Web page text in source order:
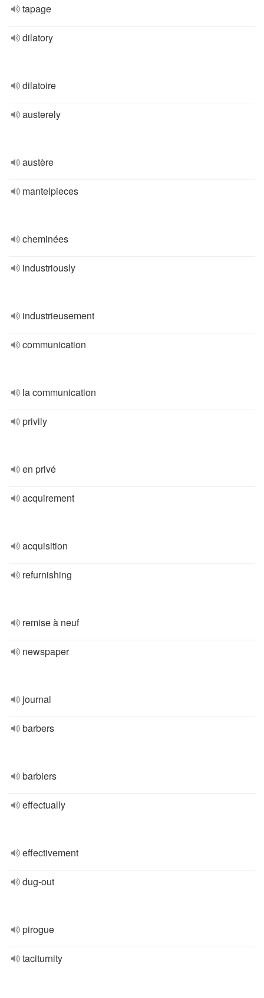
tapage
dilatory
dilatoire
austerely
austère
mantelpieces
cheminées
industriously
industrieusement
communication
la communication
privily
en privé
acquirement
acquisition
refurnishing
remise à neuf
newspaper
journal
barbers
barbiers
effectually
effectivement
dug-out
pirogue
taciturnity